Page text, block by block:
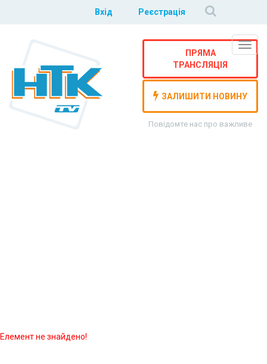
Вхід Реєстрація
ПРЯМА
ТРАНСЛЯЦІЯ
ЗАЛИШИТИ НОВИНУ
Повідомте нас про важливе
Елемент не знайдено!